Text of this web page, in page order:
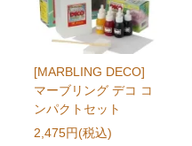
[MARBLING DECO]
マーブリング デコ コ
ンパクトセット
2,475円(税込)